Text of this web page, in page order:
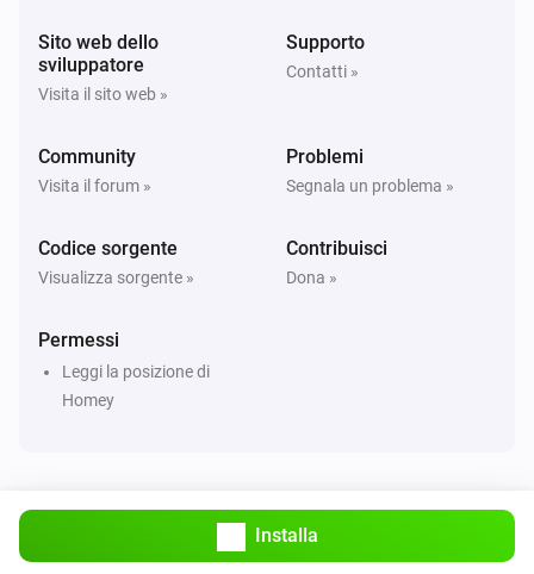
Sito web dello
sviluppatore
Visita il sito web »
Supporto
Contatti »
Community
Visita il forum »
Problemi
Segnala un problema »
Codice sorgente
Visualizza sorgente »
Contribuisci
Dona »
Permessi
Leggi la posizione di
Homey
Installa